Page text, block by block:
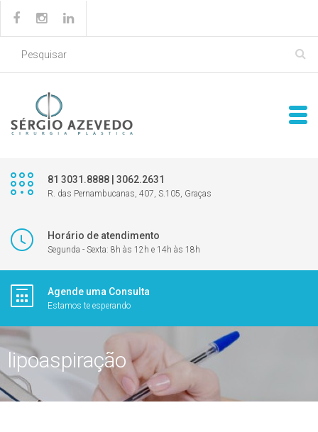
81 3031.8888 | 3062.2631
R. das Pernambucanas, 407, S.105, Graças
Horário de atendimento
Segunda - Sexta: 8h às 12h e 14h às 18h
Agende uma Consulta
Estamos te esperando
lipoaspiração